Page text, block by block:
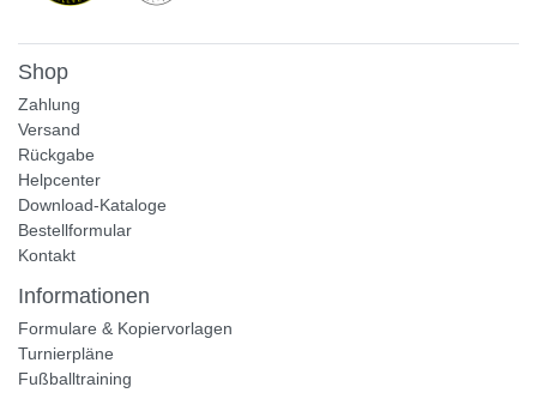
Shop
Zahlung
Versand
Rückgabe
Helpcenter
Download-Kataloge
Bestellformular
Kontakt
Informationen
Formulare & Kopiervorlagen
Turnierpläne
Fußballtraining